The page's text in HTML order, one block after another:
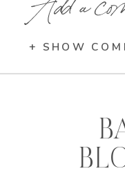
+ SHOW